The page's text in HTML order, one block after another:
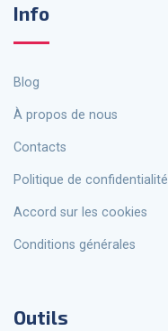
Info
Blog
À propos de nous
Contacts
politique de confidentialité
Accord sur les cookies
Conditions générales
Outils